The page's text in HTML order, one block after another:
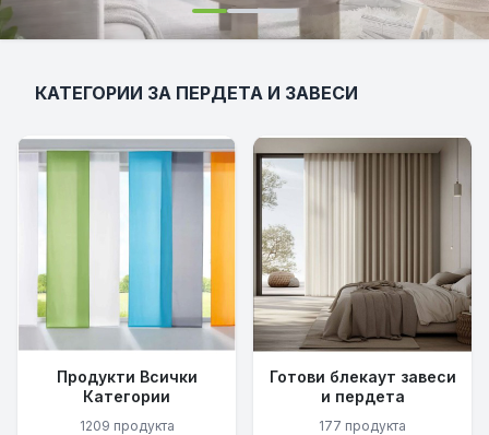
КАТЕГОРИИ ЗА ПЕРДЕТА И ЗАВЕСИ
Продукти Всички
Категории
1209 продукта
Готови блекаут завеси
и пердета
177 продукта